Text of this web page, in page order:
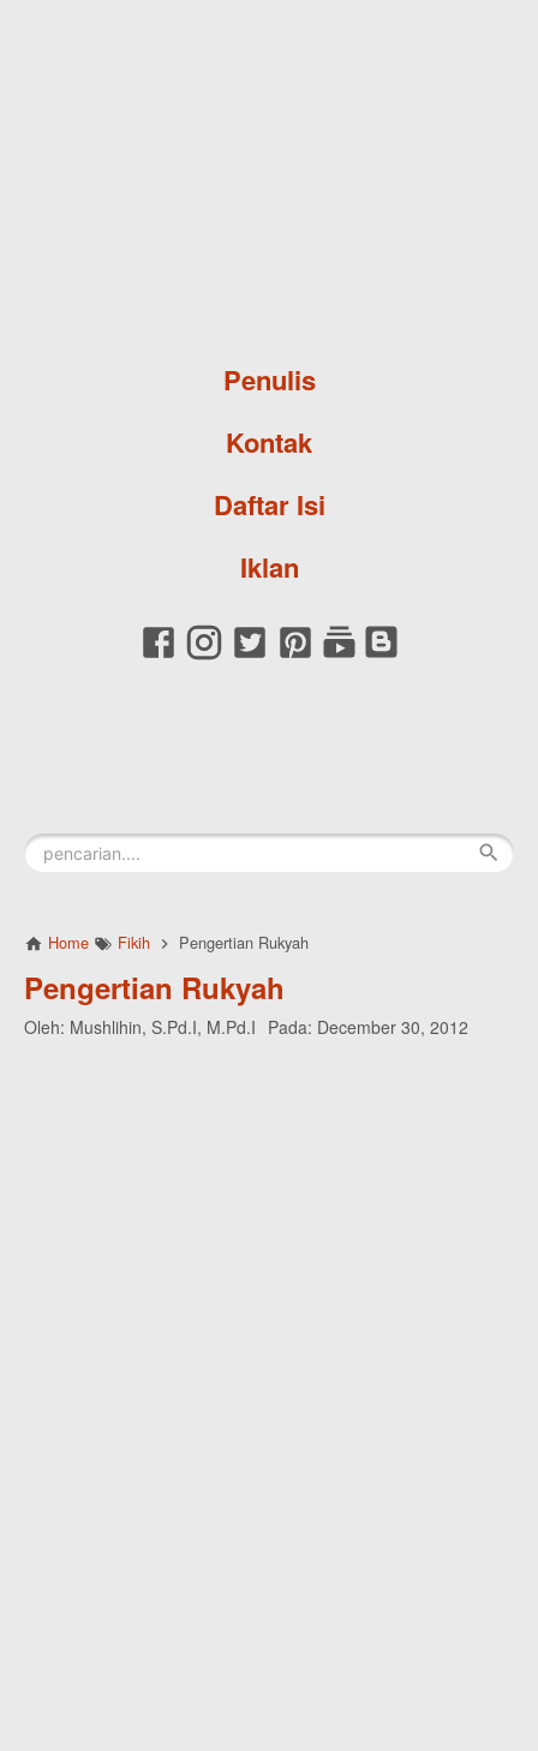
Penulis
Kontak
Daftar Isi
Iklan
Home Fikih Pengertian Rukyah
Pengertian Rukyah
Oleh: Mushlihin, S.Pd.I, M.Pd.I Pada: December 30, 2012